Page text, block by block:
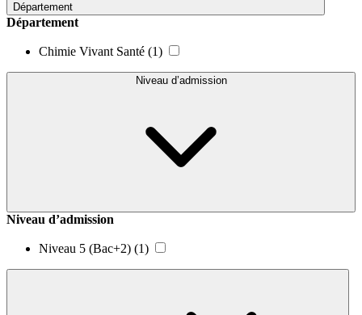
Département
Département
Chimie Vivant Santé (1)
Niveau d’admission
Niveau d’admission
Niveau 5 (Bac+2) (1)